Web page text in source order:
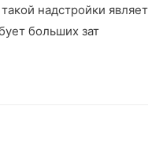
надстройки
больших зат